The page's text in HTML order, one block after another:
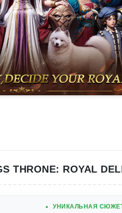
THRONE: ROYAL
УНИКАЛЬНАЯ